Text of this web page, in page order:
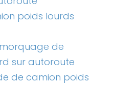
poids lourds
de
sur autoroute
de camion poids